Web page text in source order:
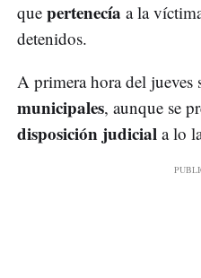
que pertenecía a la
detenidos.
A primera hora del jueves
municipales, aunque se
disposición judicial a lo